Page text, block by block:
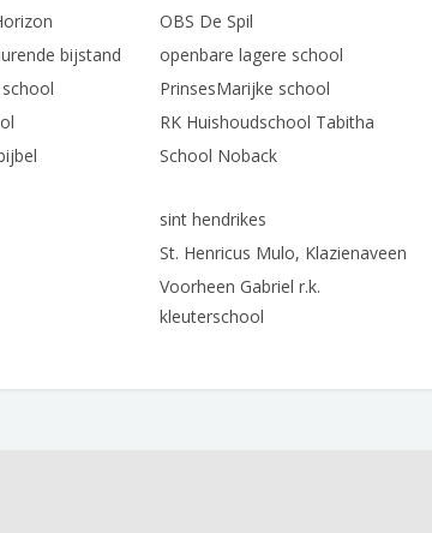
OBS De Spil
bijstand openbare lagere school
PrinsesMarijke school
RK Huishoudschool Tabitha
School Noback
sint hendrikes
St. Henricus Mulo, Klazienaveen
Voorheen Gabriel r.k.
kleuterschool